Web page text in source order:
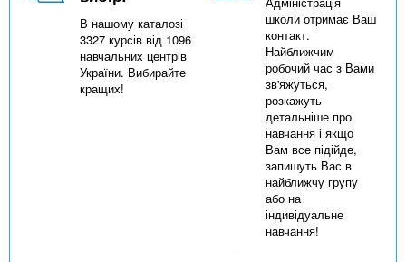
В нашому каталозі
3327 курсів від 1096
навчальних центрів
України. Вибирайте
кращих!
школи отримає Ваш
контакт.
Найближчим
робочий час з Вами
зв'яжуться,
розкажуть
детальніше про
навчання і якщо
Вам все підійде,
запишуть Вас в
найближчу групу
або на
індивідуальне
навчання!